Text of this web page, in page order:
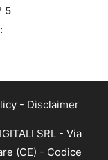
5
- Disclaimer
SRL - Via
(CE) - Codice